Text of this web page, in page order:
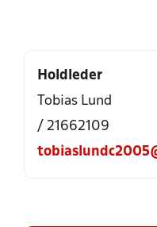
Holdleder
Tobias Lund
/ 21662109